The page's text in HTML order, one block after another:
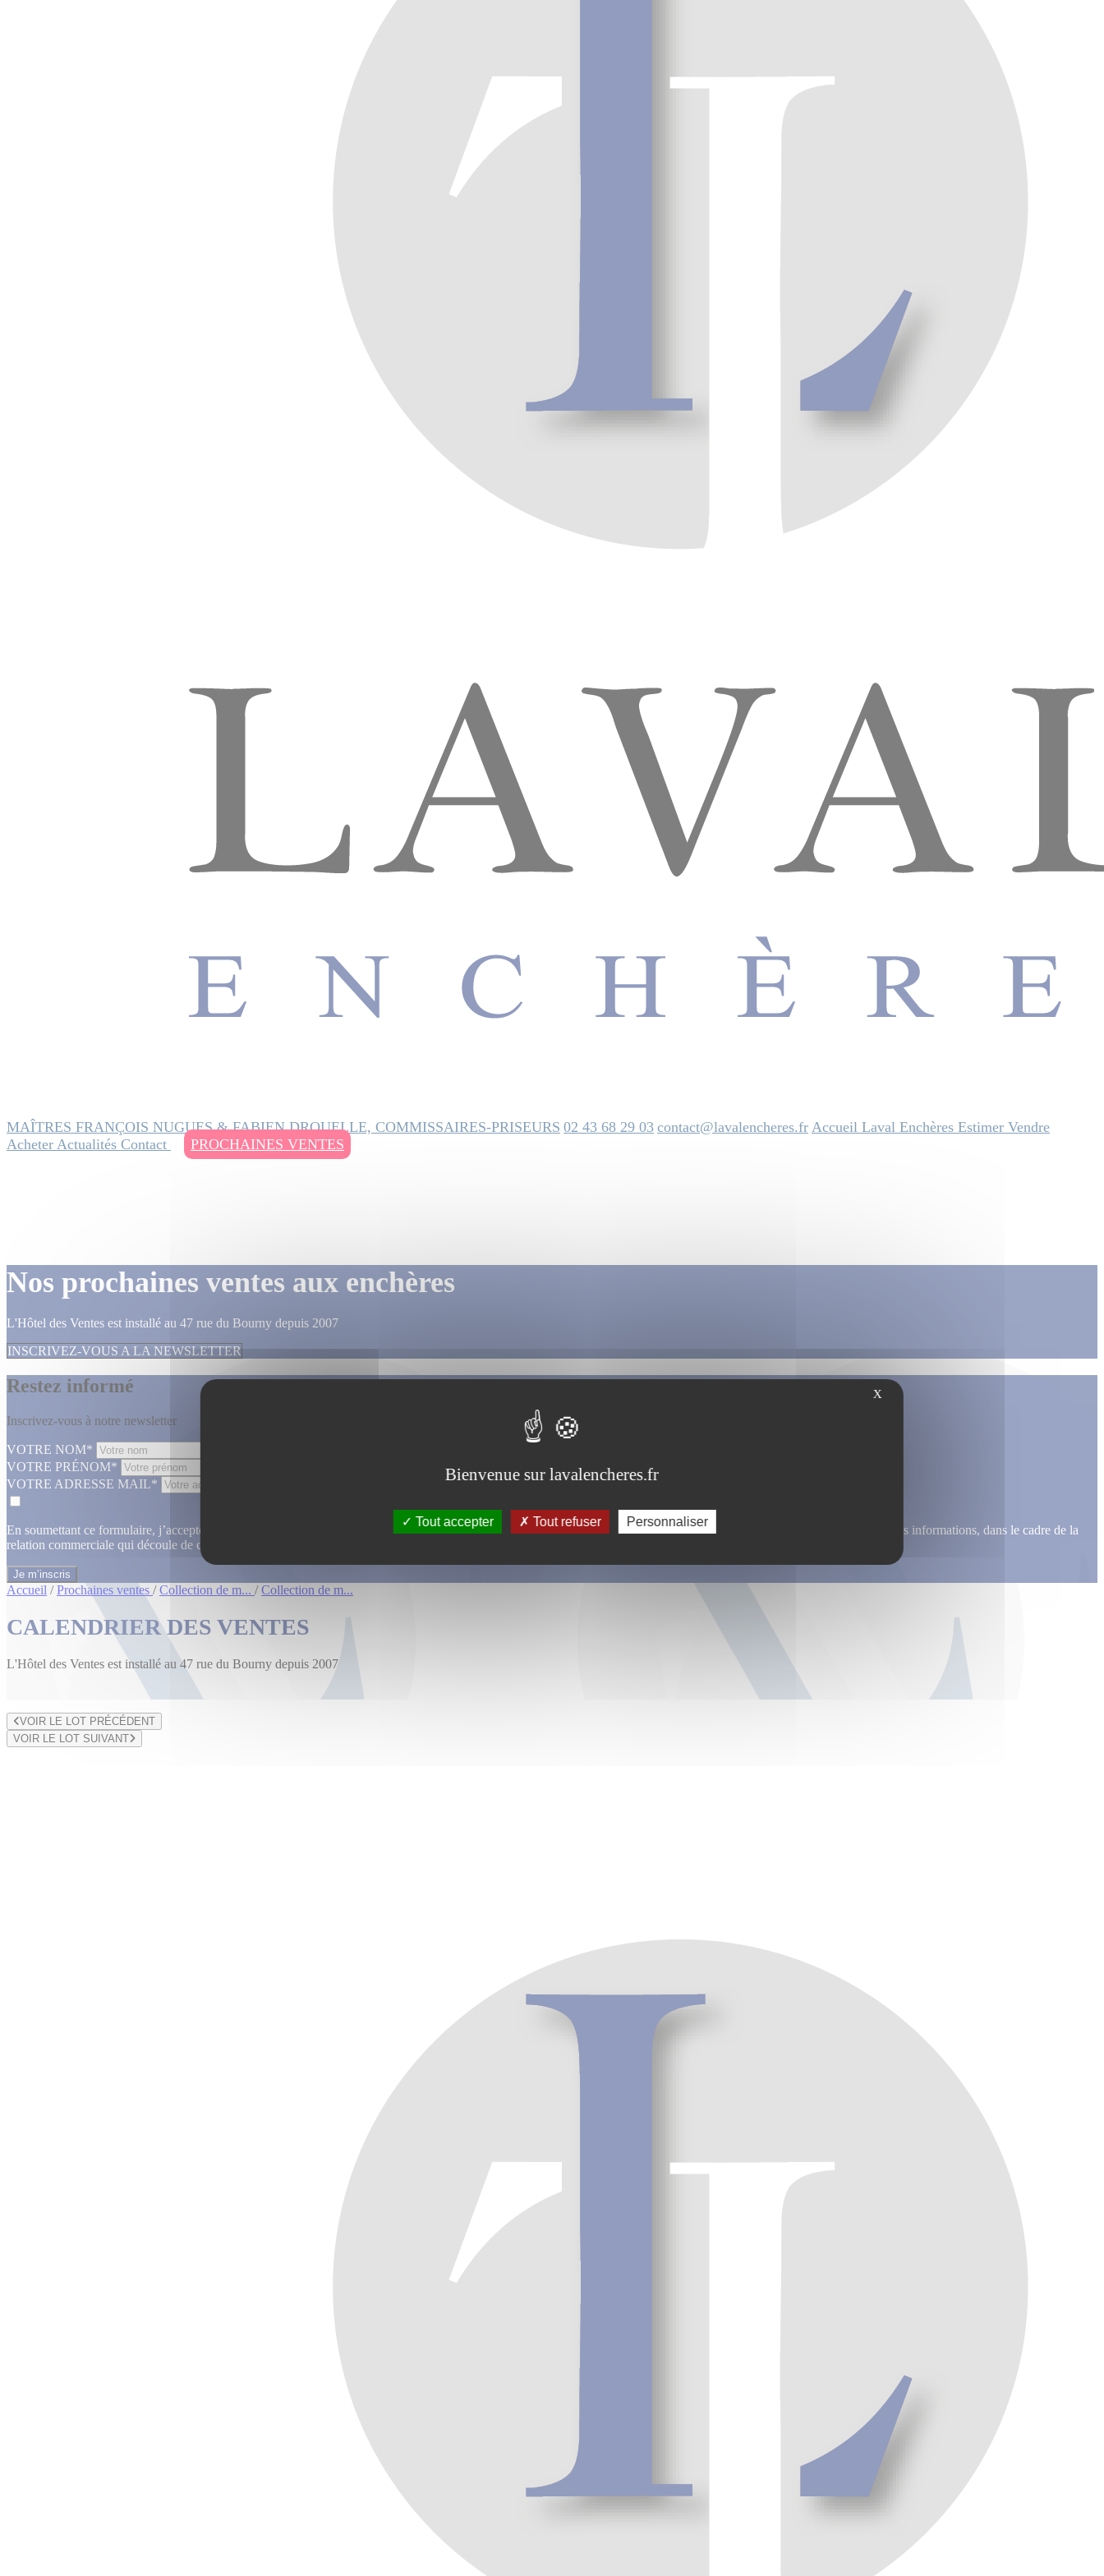
MAÎTRES FRANÇOIS NUGUES & FABIEN DROUELLE, COMMISSAIRES-PRISEURS 02 43 68 29 03 contact@lavalencheres.fr Accueil Laval Enchères Estimer Vendre
Acheter Actualités Contact PROCHAINES VENTES
Nos prochaines ventes aux enchères
L'Hôtel des Ventes est installé au 47 rue du Bourny depuis 2007
INSCRIVEZ-VOUS A LA NEWSLETTER
Restez informé
Inscrivez-vous à notre newsletter
VOTRE NOM*
VOTRE PRÉNOM*
VOTRE ADRESSE MAIL*
En soumettant ce formulaire, j’accepte que les informations saisies dans ce formulaire soient utilisées, exploitées, traitées pour permettre de me recontacter, pour m’envoyer des informations, dans le cadre de la
relation commerciale qui découle de cette demande.
Accueil / Prochaines ventes / Collection de m... / Collection de m...
CALENDRIER DES VENTES
L'Hôtel des Ventes est installé au 47 rue du Bourny depuis 2007
VOIR LE LOT PRÉCÉDENT
VOIR LE LOT SUIVANT
X
Bienvenue sur lavalencheres.fr
Tout accepter Tout refuser Personnaliser